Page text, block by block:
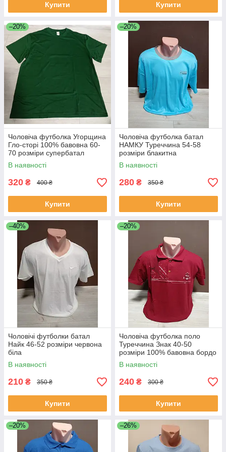
Купити Купити
–20%
Чоловіча футболка Угорщина
Гло-сторі 100% бавовна 60-
70 розміри супербатал
зелена, беж, блакитна
В наявності
320 ₴ 400 ₴
Купити
–20%
Чоловіча футболка батал
НАМКУ Туреччина 54-58
розміри блакитна
В наявності
280 ₴ 350 ₴
Купити
–40%
Чоловічі футболки батал
Найк 46-52 розміри червона
біла
В наявності
210 ₴ 350 ₴
Купити
–20%
Чоловіча футболка поло
Туреччина Знак 40-50
розміри 100% бавовна бордо
В наявності
240 ₴ 300 ₴
Купити
–20% –26%